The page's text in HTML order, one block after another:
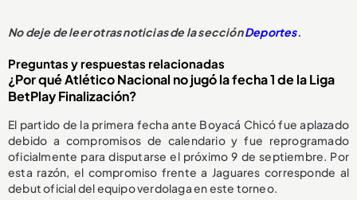
No deje de leer otras noticias de la secciónDeportes.
Preguntas y respuestas relacionadas
¿Por qué Atlético Nacional no jugó la fecha 1 de la Liga
BetPlay Finalización?
El partido de la primera fecha ante Boyacá Chicó fue aplazado
debido a compromisos de calendario y fue reprogramado
oficialmente para disputarse el próximo 9 de septiembre. Por
esta razón, el compromiso frente a Jaguares corresponde al
debut oficial del equipo verdolaga en este torneo.